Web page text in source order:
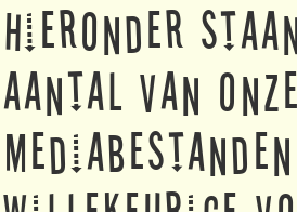
Hieronder
aantal van onze